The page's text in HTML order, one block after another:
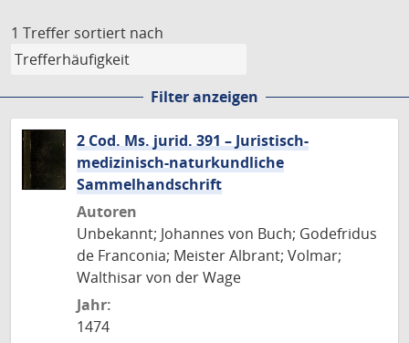
1 Treffer sortiert nach
Filter anzeigen
2 Cod. Ms. jurid. 391 – Juristisch-
medizinisch-naturkundliche
Sammelhandschrift
Autoren
Unbekannt; Johannes von Buch; Godefridus
de Franconia; Meister Albrant; Volmar;
Walthisar von der Wage
Jahr:
1474